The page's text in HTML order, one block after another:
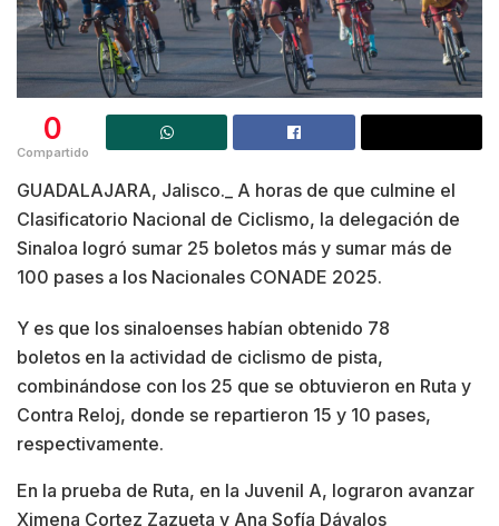
0
Compartido
GUADALAJARA, Jalisco._ A horas de que culmine el
Clasificatorio Nacional de Ciclismo, la delegación de
Sinaloa logró sumar 25 boletos más y sumar más de
100 pases a los Nacionales CONADE 2025.
Y es que los sinaloenses habían obtenido 78
boletos en la actividad de ciclismo de pista,
combinándose con los 25 que se obtuvieron en Ruta y
Contra Reloj, donde se repartieron 15 y 10 pases,
respectivamente.
En la prueba de Ruta, en la Juvenil A, lograron avanzar
Ximena Cortez Zazueta y Ana Sofía Dávalos